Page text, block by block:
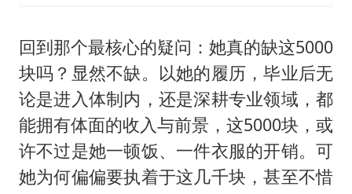
回到那个最核心的疑问：她真的缺这5000
块吗？显然不缺。以她的履历，毕业后无
论是进入体制内，还是深耕专业领域，都
能拥有体面的收入与前景，这5000块，或
许不过是她一顿饭、一件衣服的开销。可
她为何偏偏要执着于这几千块，甚至不惜